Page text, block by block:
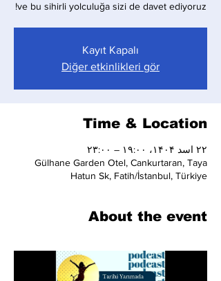
ve bu sihirli yolculuğa sizi de davet ediyoruz!
Kayıt Kapalı
Diğer etkinlikleri gör
Time & Location
۲۲ اسد ۱۴۰۴، ۱۹:۰۰ – ۲۳:۰۰
Gülhane Garden Otel, Cankurtaran, Taya
Hatun Sk, Fatih/İstanbul, Türkiye
About the event